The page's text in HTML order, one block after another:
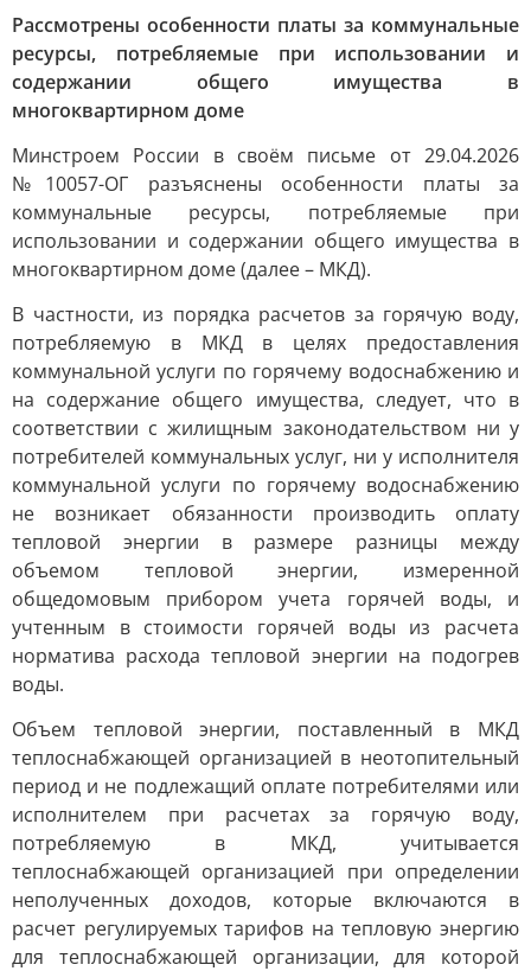
Рассмотрены особенности платы за коммунальные
ресурсы, потребляемые при использовании и
содержании общего имущества в
многоквартирном доме
Минстроем России в своём письме от 29.04.2026
№10057-ОГ разъяснены особенности платы за
коммунальные ресурсы, потребляемые при
использовании и содержании общего имущества в
многоквартирном доме (далее – МКД).
В частности, из порядка расчетов за горячую воду,
потребляемую в МКД в целях предоставления
коммунальной услуги по горячему водоснабжению и
на содержание общего имущества, следует, что в
соответствии с жилищным законодательством ни у
потребителей коммунальных услуг, ни у исполнителя
коммунальной услуги по горячему водоснабжению
не возникает обязанности производить оплату
тепловой энергии в размере разницы между
объемом тепловой энергии, измеренной
общедомовым прибором учета горячей воды, и
учтенным в стоимости горячей воды из расчета
норматива расхода тепловой энергии на подогрев
воды.
Объем тепловой энергии, поставленный в МКД
теплоснабжающей организацией в неотопительный
период и не подлежащий оплате потребителями или
исполнителем при расчетах за горячую воду,
потребляемую в МКД, учитывается
теплоснабжающей организацией при определении
неполученных доходов, которые включаются в
расчет регулируемых тарифов на тепловую энергию
для теплоснабжающей организации, для которой